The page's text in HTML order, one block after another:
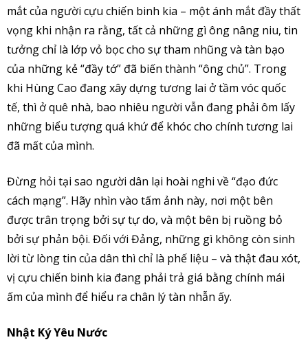
mắt của người cựu chiến binh kia – một ánh mắt đầy thất
vọng khi nhận ra rằng, tất cả những gì ông nâng niu, tin
tưởng chỉ là lớp vỏ bọc cho sự tham nhũng và tàn bạo
của những kẻ “đầy tớ” đã biến thành “ông chủ”. Trong
khi Hùng Cao đang xây dựng tương lai ở tầm vóc quốc
tế, thì ở quê nhà, bao nhiêu người vẫn đang phải ôm lấy
những biểu tượng quá khứ để khóc cho chính tương lai
đã mất của mình.
Đừng hỏi tại sao người dân lại hoài nghi về “đạo đức
cách mạng”. Hãy nhìn vào tấm ảnh này, nơi một bên
được trân trọng bởi sự tự do, và một bên bị ruồng bỏ
bởi sự phản bội. Đối với Đảng, những gì không còn sinh
lời từ lòng tin của dân thì chỉ là phế liệu – và thật đau xót,
vị cựu chiến binh kia đang phải trả giá bằng chính mái
ấm của mình để hiểu ra chân lý tàn nhẫn ấy.
Nhật Ký Yêu Nước